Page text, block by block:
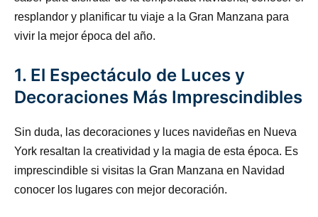
resplandor y planificar tu viaje a la Gran Manzana para
vivir la mejor época del año.
1. El Espectáculo de Luces y
Decoraciones Más Imprescindibles
Sin duda, las decoraciones y luces navideñas en Nueva
York resaltan la creatividad y la magia de esta época. Es
imprescindible si visitas la Gran Manzana en Navidad
conocer los lugares con mejor decoración.